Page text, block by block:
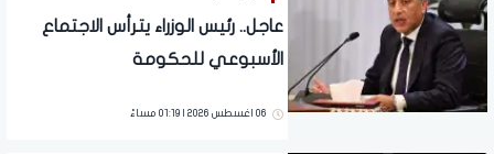
عاجل.. رئيس الوزراء يترأس الاجتماع
الأسبوعي للحكومة
06 اغسطس 2026 | 01:19 مساءً